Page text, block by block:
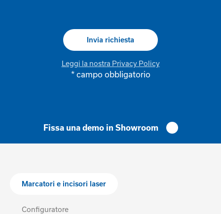
Leggi la nostra Privacy Policy
* campo obbligatorio
Fissa una demo in Showroom
Marcatori e incisori laser
Configuratore